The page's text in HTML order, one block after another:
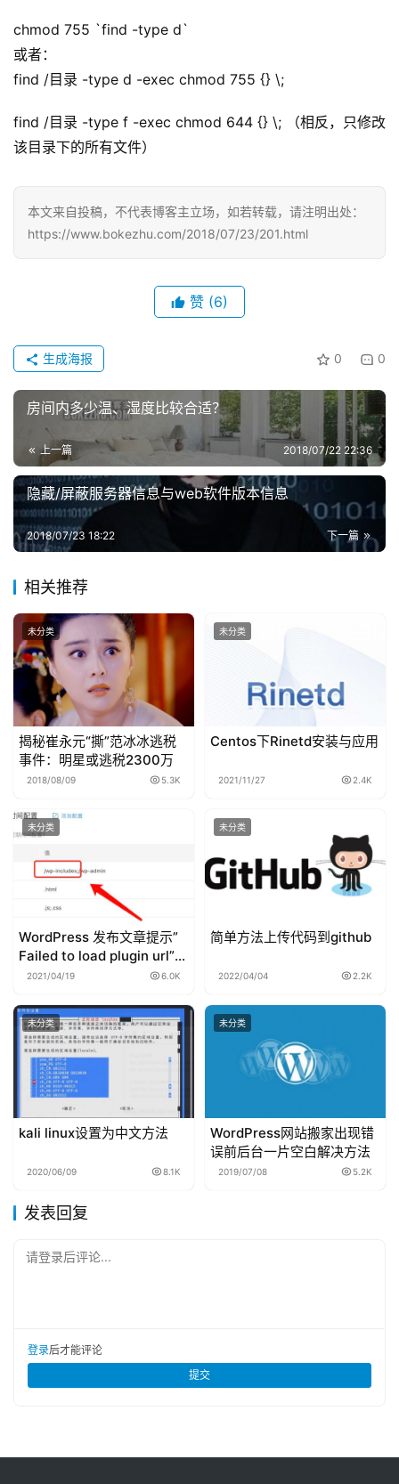
页
科
技
主
机
推
荐
chmod 755 `find -type d`
或者：
find /目录 -type d -exec chmod 755 {} \;
find /目录 -type f -exec chmod 644 {} \; （相反，只修改
该目录下的所有文件）
本文来自投稿，不代表博客主立场，如若转载，请注明出处：
https://www.bokezhu.com/2018/07/23/201.html
赞 (6)
0 0
生成海报
房间内多少温、湿度比较合适？
上一篇 2018/07/22 22:36
隐藏/屏蔽服务器信息与web软件版本信息
下一篇
2018/07/23 18:22
相关推荐
未分类
揭秘崔永元“撕”范冰冰逃税
事件：明星或逃税2300万
2018/08/09 5.3K
未分类
Centos下Rinetd安装与应用
2021/11/27 2.4K
未分类
WordPress 发布文章提示”
Failed to load plugin url”解
决办法
2021/04/19 6.0K
未分类
简单方法上传代码到github
2022/04/04 2.2K
未分类
kali linux设置为中文方法
2020/06/09 8.1K
未分类
WordPress网站搬家出现错
误前后台一片空白解决方法
2019/07/08 5.2K
发表回复
请登录后评论...
登录后才能评论
提交